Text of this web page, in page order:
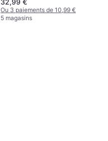
32,99 €
Ou 3 paiements de 10,99 €
5 magasins